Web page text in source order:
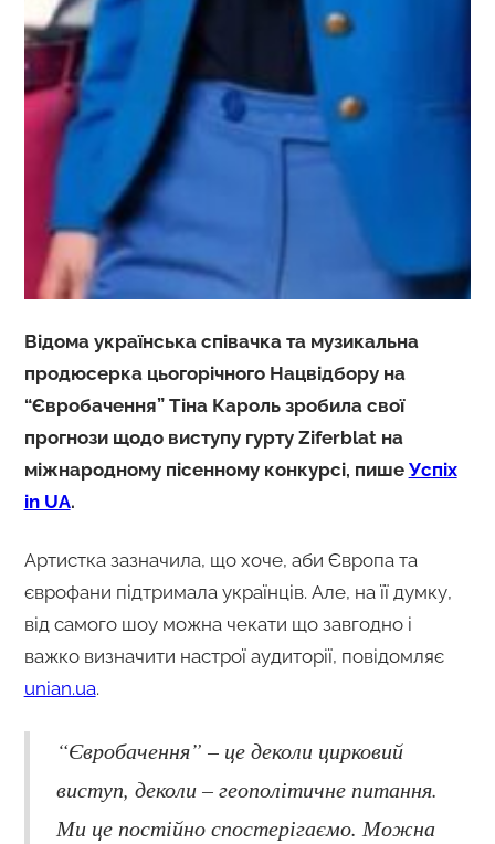
Відома українська співачка та музикальна
продюсерка цьогорічного Нацвідбору на
“Євробачення” Тіна Кароль зробила свої
прогнози щодо виступу гурту Ziferblat на
міжнародному пісенному конкурсі, пише Успіх
in UA.
Артистка зазначила, що хоче, аби Європа та
єврофани підтримала українців. Але, на її думку,
від самого шоу можна чекати що завгодно і
важко визначити настрої аудиторії, повідомляє
unian.ua.
“Євробачення” – це деколи цирковий
виступ, деколи – геополітичне питання.
Ми це постійно спостерігаємо. Можна